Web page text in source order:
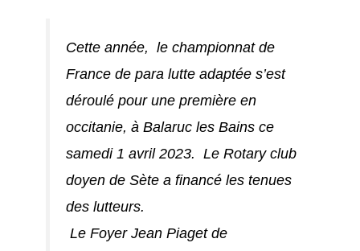
Cette année, le championnat de
France de para lutte adaptée s’est
déroulé pour une première en
occitanie, à Balaruc les Bains ce
samedi 1 avril 2023. Le Rotary club
doyen de Sète a financé les tenues
des lutteurs.
Le Foyer Jean Piaget de